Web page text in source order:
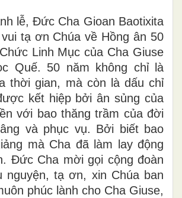
lễ, Đức Cha Gioan Baotixita
tạ ơn Chúa về Hồng ân 50
Linh Mục của Cha Giuse
Quế. 50 năm không chỉ là
thời gian, mà còn là dấu chỉ
kết hiệp bởi ân sủng của
với bao thăng trầm của đời
và phục vụ. Bởi biết bao
mà Cha đã làm lay động
Đức Cha mời gọi cộng đoàn
nguyện, tạ ơn, xin Chúa ban
phúc lành cho Cha Giuse,